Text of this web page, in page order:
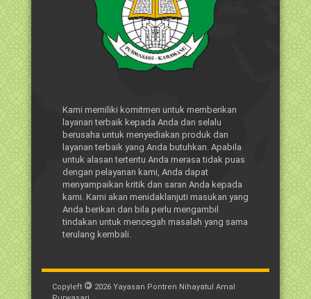
Kami memiliki komitmen untuk memberikan
layanan terbaik kepada Anda dan selalu
berusaha untuk menyediakan produk dan
layanan terbaik yang Anda butuhkan. Apabila
untuk alasan tertentu Anda merasa tidak puas
dengan pelayanan kami, Anda dapat
menyampaikan kritik dan saran Anda kepada
kami. Kami akan menidaklanjuti masukan yang
Anda berikan dan bila perlu mengambil
tindakan untuk mencegah masalah yang sama
terulang kembali.
Copyleft © 2026 Yayasan Pontren Nihayatul Amal